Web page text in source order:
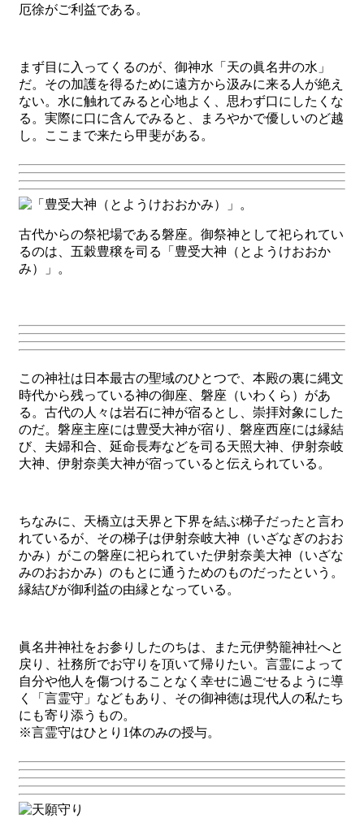
厄徐がご利益である。
まず目に入ってくるのが、御神水「天の眞名井の水」
だ。その加護を得るために遠方から汲みに来る人が絶え
ない。水に触れてみると心地よく、思わず口にしたくな
る。実際に口に含んでみると、まろやかで優しいのど越
し。ここまで来たら甲斐がある。
古代からの祭祀場である磐座。御祭神として祀られてい
るのは、五穀豊穣を司る「豊受大神（とようけおおか
み）」。
この神社は日本最古の聖域のひとつで、本殿の裏に縄文
時代から残っている神の御座、磐座（いわくら）があ
る。古代の人々は岩石に神が宿るとし、崇拝対象にした
のだ。磐座主座には豊受大神が宿り、磐座西座には縁結
び、夫婦和合、延命長寿などを司る天照大神、伊射奈岐
大神、伊射奈美大神が宿っていると伝えられている。
ちなみに、天橋立は天界と下界を結ぶ梯子だったと言わ
れているが、その梯子は伊射奈岐大神（いざなぎのおお
かみ）がこの磐座に祀られていた伊射奈美大神（いざな
みのおおかみ）のもとに通うためのものだったという。
縁結びが御利益の由縁となっている。
眞名井神社をお参りしたのちは、また元伊勢籠神社へと
戻り、社務所でお守りを頂いて帰りたい。言霊によって
自分や他人を傷つけることなく幸せに過ごせるように導
く「言霊守」などもあり、その御神徳は現代人の私たち
にも寄り添うもの。
※言霊守はひとり1体のみの授与。